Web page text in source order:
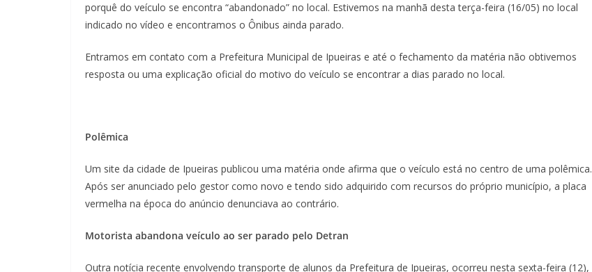
porquê do veículo se encontra “abandonado” no local. Estivemos na manhã desta terça-feira (16/05) no local
indicado no vídeo e encontramos o Ônibus ainda parado.
Entramos em contato com a Prefeitura Municipal de Ipueiras e até o fechamento da matéria não obtivemos
resposta ou uma explicação oficial do motivo do veículo se encontrar a dias parado no local.
Polêmica
Um site da cidade de Ipueiras publicou uma matéria onde afirma que o veículo está no centro de uma polêmica.
Após ser anunciado pelo gestor como novo e tendo sido adquirido com recursos do próprio município, a placa
vermelha na época do anúncio denunciava ao contrário.
Motorista abandona veículo ao ser parado pelo Detran
Outra notícia recente envolvendo transporte de alunos da Prefeitura de Ipueiras, ocorreu nesta sexta-feira (12),